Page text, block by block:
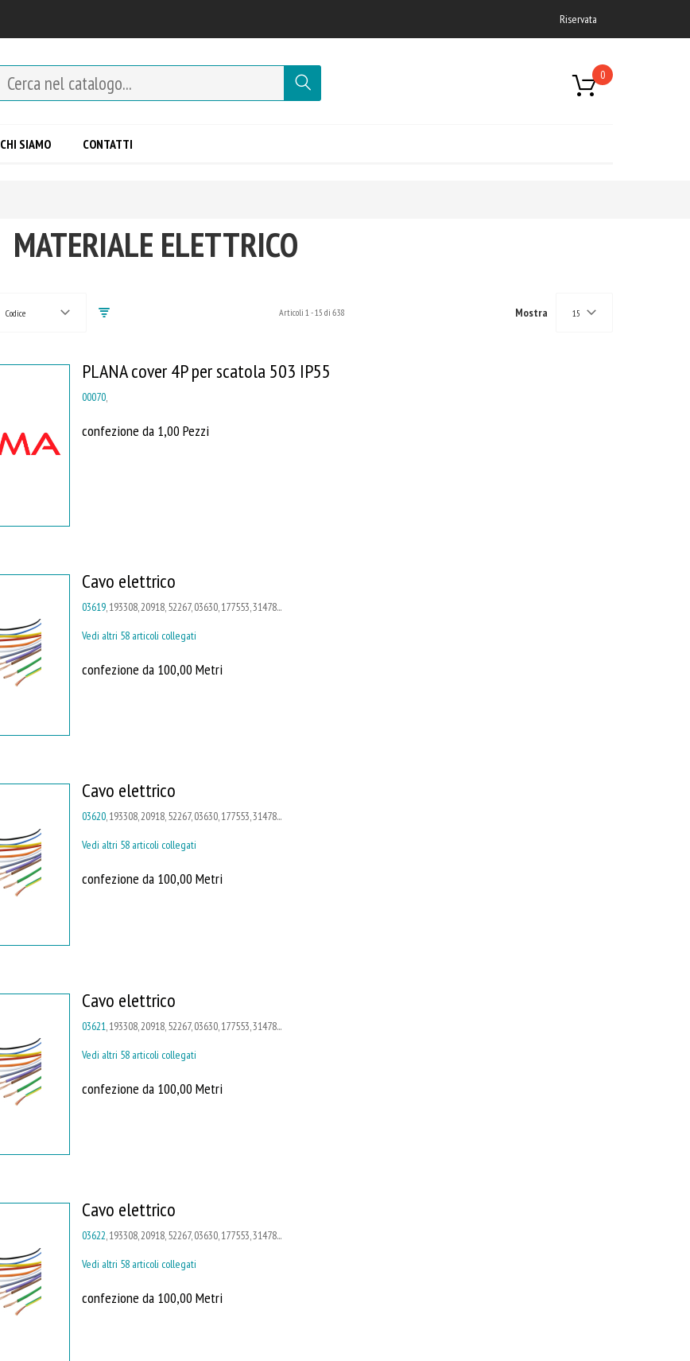
Riservata
0
CHI SIAMO CONTATTI
MATERIALE ELETTRICO
Codice Articoli 1-15 di 638 Mostra 15
PLANA cover 4P per scatola 503 IP55
00070,
confezione da 1,00 Pezzi
Cavo elettrico
03619, 193308, 20918, 52267, 03630, 177553, 31478...
Vedi altri 58 articoli collegati
confezione da 100,00 Metri
Cavo elettrico
03620, 193308, 20918, 52267, 03630, 177553, 31478...
Vedi altri 58 articoli collegati
confezione da 100,00 Metri
Cavo elettrico
03621 , 193308, 20918, 52267, 03630, 177553, 31478...
Vedi altri 58 articoli collegati
confezione da 100,00 Metri
Cavo elettrico
03622, 193308, 20918, 52267, 03630, 177553, 31478...
Vedi altri 58 articoli collegati
confezione da 100,00 Metri